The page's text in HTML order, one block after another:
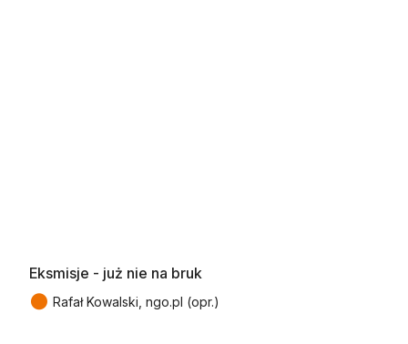
Eksmisje - już nie na bruk
● Rafał Kowalski, ngo.pl (opr.)